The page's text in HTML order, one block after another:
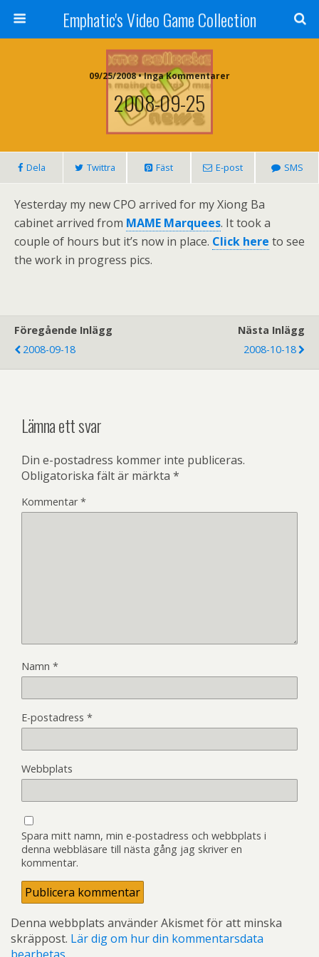
Emphatic's Video Game Collection
09/25/2008 • Inga Kommentarer
2008-09-25
Dela Twittra Fäst E-post SMS
Yesterday my new CPO arrived for my Xiong Ba
cabinet arrived from MAME Marquees. It took a
couple of hours but it’s now in place. Click here to see
the work in progress pics.
Föregående Inlägg
2008-09-18
Nästa Inlägg
2008-10-18
Lämna ett svar
Din e-postadress kommer inte publiceras.
Obligatoriska fält är märkta *
Kommentar*
Namn *
E-postadress *
Webbplats
Spara mitt namn, min e-postadress och webbplats i
denna webbläsare till nästa gång jag skriver en
kommentar.
Denna webbplats använder Akismet för att minska
skräppost. Lär dig om hur din kommentarsdata